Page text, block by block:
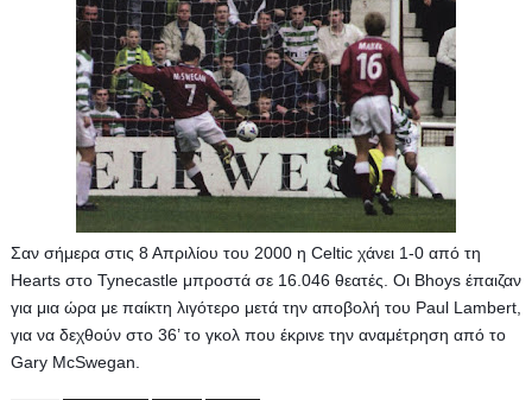
Σαν σήμερα στις 8 Απριλίου του 2000 η Celtic χάνει 1-0 από τη
Hearts στο Tynecastle μπροστά σε 16.046 θεατές. Οι Bhoys έπαιζαν
για μια ώρα με παίκτη λιγότερο μετά την αποβολή του Paul Lambert,
για να δεχθούν στο 36’ το γκολ που έκρινε την αναμέτρηση από το
Gary McSwegan.